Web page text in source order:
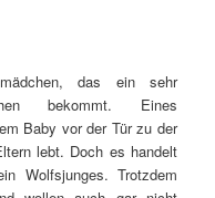
das ein sehr
bekommt. Eines
Baby vor der Tür zu der
lebt. Doch es handelt
Wolfsjunges. Trotzdem